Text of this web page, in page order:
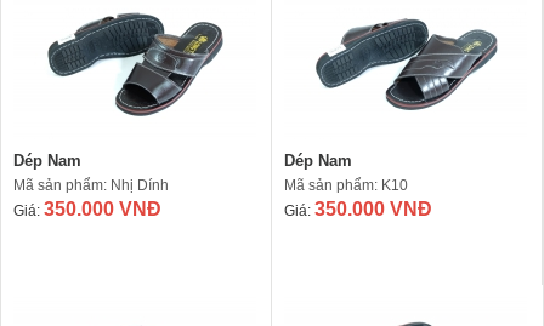
Dép Nam
Mã sản phẩm: Nhị Dính
Giá: 350.000 VNĐ
Dép Nam
Mã sản phẩm: K10
Giá: 350.000 VNĐ